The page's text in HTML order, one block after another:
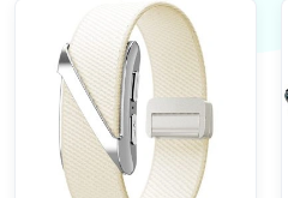
Smartwatch
with Health
Monitoring
Bluetooth Calls
And IP68
Waterproof
Smart Watch